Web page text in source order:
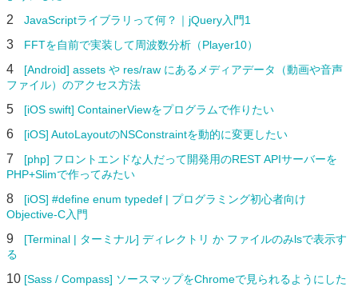
2 JavaScriptライブラリって何？｜jQuery入門1
3 FFTを自前で実装して周波数分析（Player10）
4
[Android] assets や res/raw にあるメディアデータ（動画や音声
ファイル）のアクセス方法
5 [iOS swift] ContainerViewをプログラムで作りたい
6 [iOS] AutoLayoutのNSConstraintを動的に変更したい
7
[php] フロントエンドな人だって開発用のREST APIサーバーを
PHP+Slimで作ってみたい
8
[iOS] #define enum typedef | プログラミング初心者向け
Objective-C入門
9
[Terminal | ターミナル] ディレクトリ か ファイルのみlsで表示す
る
10 [Sass / Compass] ソースマップをChromeで見られるようにした